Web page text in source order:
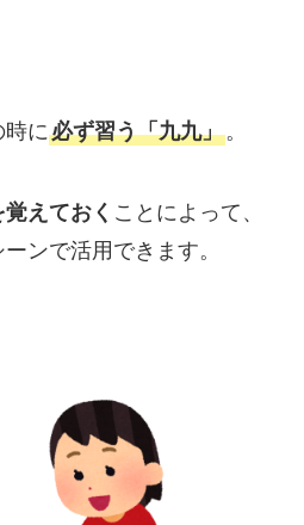
に必ず習う「九九」。
えておく ことによって、
ンで活用できます。